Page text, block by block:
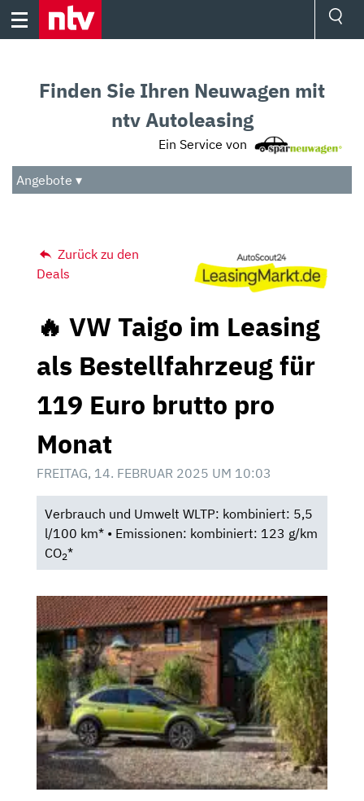
Skip
Audio
Das Beste
Finden Sie Ihren Neuwagen mit
ntv Autoleasing
Ein Service von
Angebote ▾
Zurück zu den
Deals
🔥 VW Taigo im Leasing
als Bestellfahrzeug für
119 Euro brutto pro
Monat
FREITAG, 14. FEBRUAR 2025 UM 10:03
Verbrauch und Umwelt WLTP: kombiniert: 5,5
l/100 km* • Emissionen: kombiniert: 123 g/km
CO2*